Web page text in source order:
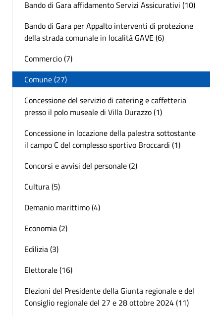
Bando di Gara affidamento Servizi Assicurativi (10)
Bando di Gara per Appalto interventi di protezione
della strada comunale in località GAVE (6)
Commercio (7)
Comune (27)
Concessione del servizio di catering e caffetteria
presso il polo museale di Villa Durazzo (1)
Concessione in locazione della palestra sottostante
il campo C del complesso sportivo Broccardi (1)
Concorsi e avvisi del personale (2)
Cultura (5)
Demanio marittimo (4)
Economia (2)
Edilizia (3)
Elettorale (16)
Elezioni del Presidente della Giunta regionale e del
Consiglio regionale del 27 e 28 ottobre 2024 (11)